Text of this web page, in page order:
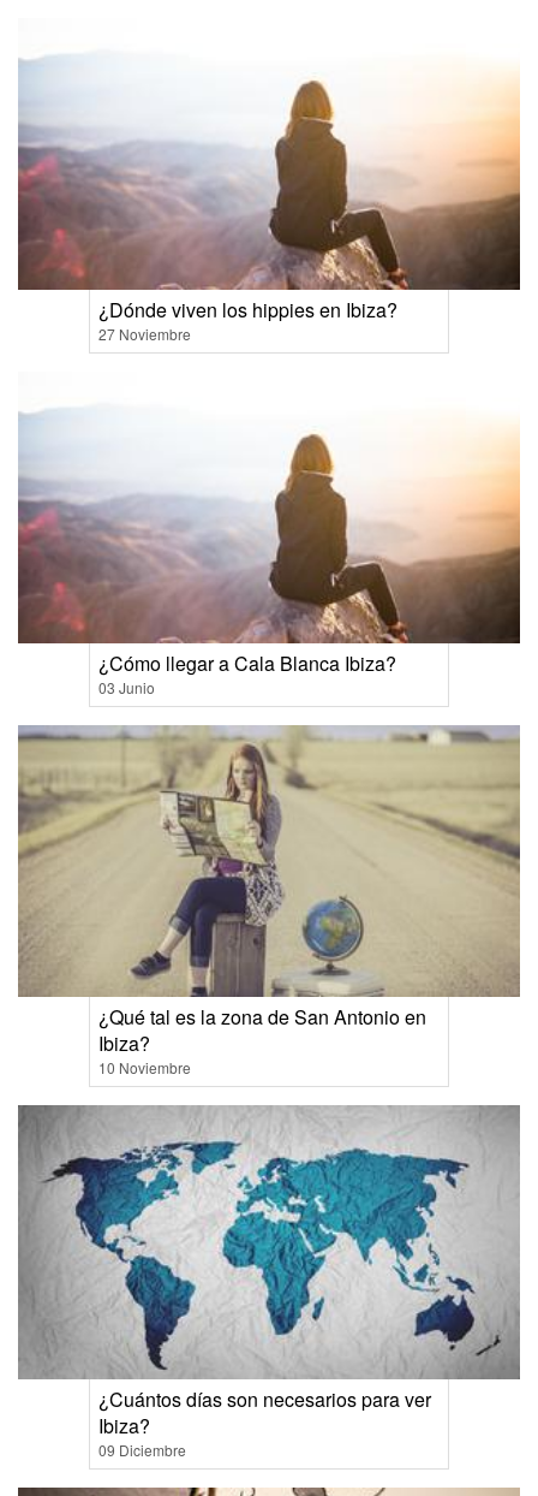
¿Dónde viven los hippies en Ibiza?
27 Noviembre
¿Cómo llegar a Cala Blanca Ibiza?
03 Junio
¿Qué tal es la zona de San Antonio en
Ibiza?
10 Noviembre
¿Cuántos días son necesarios para ver
Ibiza?
09 Diciembre